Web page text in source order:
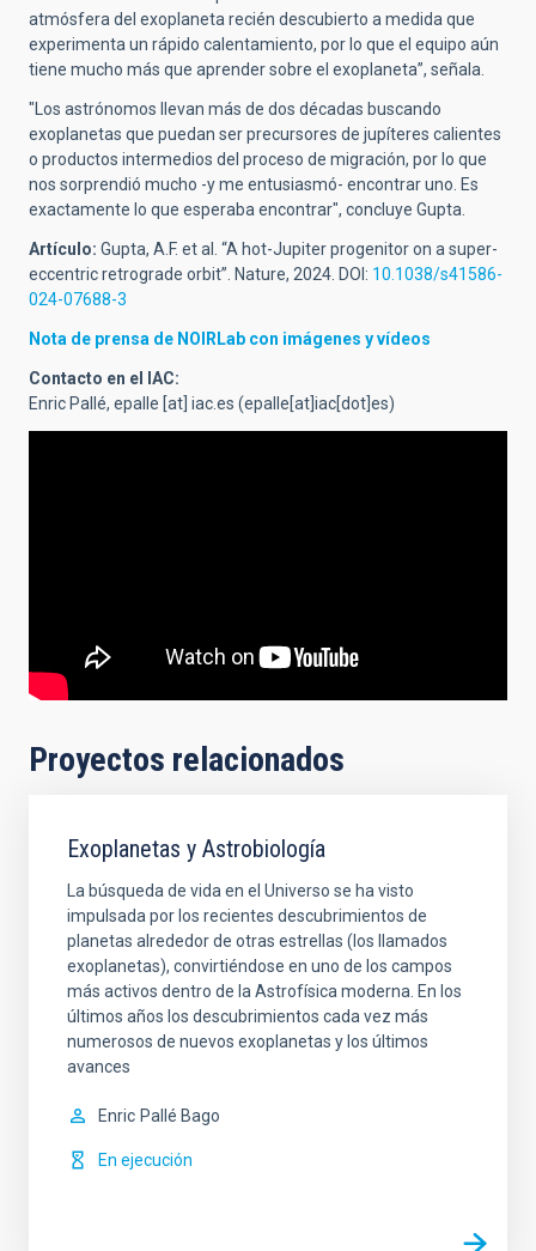
atmósfera del exoplaneta recién descubierto a medida que
experimenta un rápido calentamiento, por lo que el equipo aún
tiene mucho más que aprender sobre el exoplaneta”, señala.
"Los astrónomos llevan más de dos décadas buscando
exoplanetas que puedan ser precursores de jupíteres calientes
o productos intermedios del proceso de migración, por lo que
nos sorprendió mucho -y me entusiasmó- encontrar uno. Es
exactamente lo que esperaba encontrar", concluye Gupta.
Artículo: Gupta, A.F. et al. “A hot-Jupiter progenitor on a super-
eccentric retrograde orbit”. Nature, 2024. DOI: 10.1038/s41586-
024-07688-3
Nota de prensa de NOIRLab con imágenes y vídeos
Contacto en el IAC:
Enric Pallé, epalle [at] iac.es (epalle[at]iac[dot]es)
Proyectos relacionados
Exoplanetas y Astrobiología
La búsqueda de vida en el Universo se ha visto
impulsada por los recientes descubrimientos de
planetas alrededor de otras estrellas (los llamados
exoplanetas), convirtiéndose en uno de los campos
más activos dentro de la Astrofísica moderna. En los
últimos años los descubrimientos cada vez más
numerosos de nuevos exoplanetas y los últimos
avances
Enric Pallé Bago
En ejecución